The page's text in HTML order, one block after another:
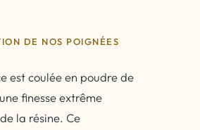
DE NOS POIGNÉES
est coulée en poudre de
finesse extrême
la résine. Ce